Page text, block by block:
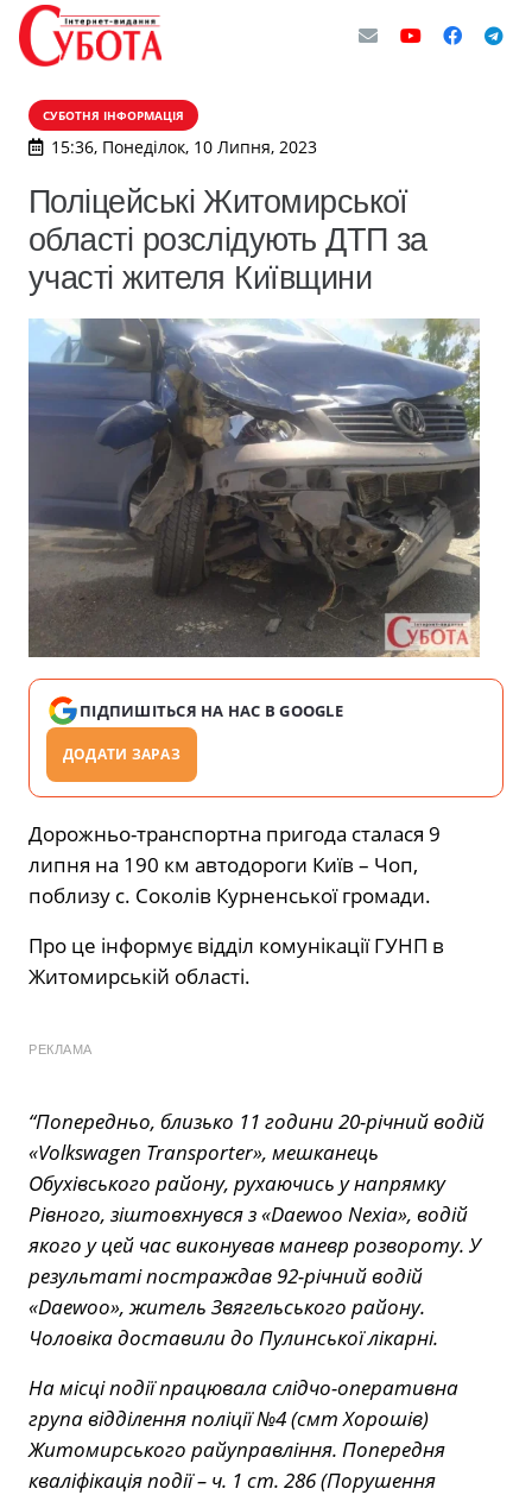
СУБОТНЯ ІНФОРМАЦІЯ
15:36, Понеділок, 10 Липня, 2023
Поліцейські Житомирської
області розслідують ДТП за
участі жителя Київщини
ПІДПИШІТЬСЯ НА НАС В GOOGLE
ДОДАТИ ЗАРАЗ
Дорожньо-транспортна пригода сталася 9
липня на 190 км автодороги Київ – Чоп,
поблизу с. Соколів Курненської громади.
Про це інформує відділ комунікації ГУНП в
Житомирській області.
РЕКЛАМА
“Попередньо, близько 11 години 20-річний водій
«Volkswagen Transporter», мешканець
Обухівського району, рухаючись у напрямку
Рівного, зіштовхнувся з «Daewoo Nexia», водій
якого у цей час виконував маневр розвороту. У
результаті постраждав 92-річний водій
«Daewoo», житель Звягельського району.
Чоловіка доставили до Пулинської лікарні.
На місці події працювала слідчо-оперативна
група відділення поліції №4 (смт Хорошів)
Житомирського райуправління. Попередня
кваліфікація події – ч. 1 ст. 286 (Порушення